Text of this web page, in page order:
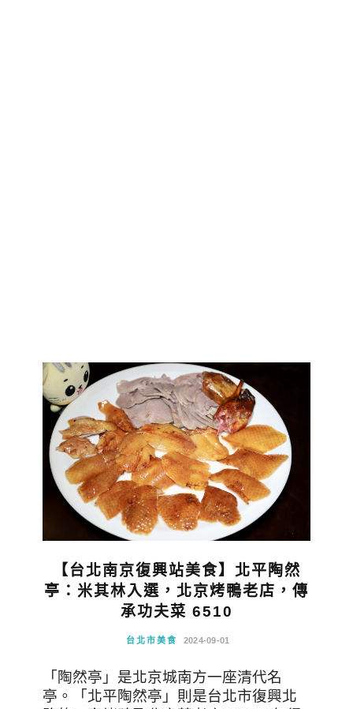
【台北南京復興站美食】北平陶然
亭：米其林入選，北京烤鴨老店，傳
承功夫菜 6510
台北市美食 2024-09-01
「陶然亭」是北京城南方一座清代名
亭。「北平陶然亭」則是台北市復興北